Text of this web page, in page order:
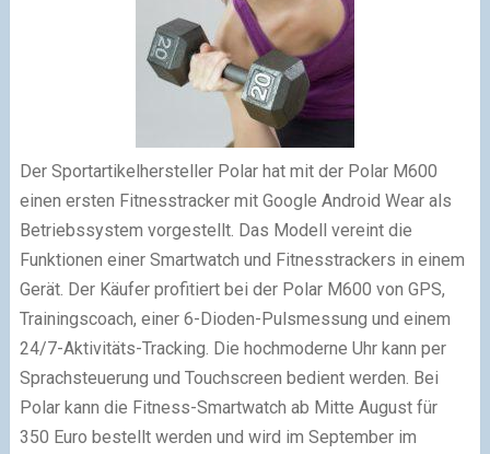
Der Sportartikelhersteller Polar hat mit der Polar M600
einen ersten Fitnesstracker mit Google Android Wear als
Betriebssystem vorgestellt. Das Modell vereint die
Funktionen einer Smartwatch und Fitnesstrackers in einem
Gerät. Der Käufer profitiert bei der Polar M600 von GPS,
Trainingscoach, einer 6-Dioden-Pulsmessung und einem
24/7-Aktivitäts-Tracking. Die hochmoderne Uhr kann per
Sprachsteuerung und Touchscreen bedient werden. Bei
Polar kann die Fitness-Smartwatch ab Mitte August für
350 Euro bestellt werden und wird im September im